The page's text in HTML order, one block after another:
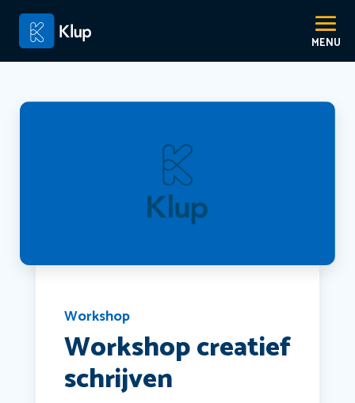
Workshop
Workshop creatief
schrijven